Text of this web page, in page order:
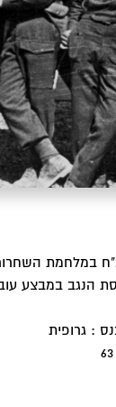
במלחמת
הנגב במבצע
: גרופית